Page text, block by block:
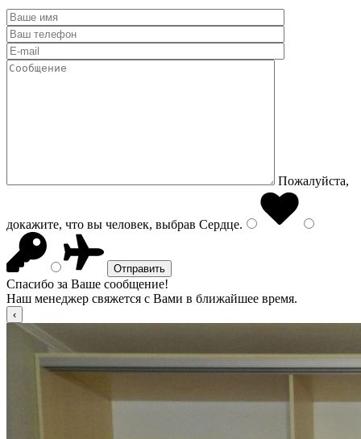
Пожалуйста,
докажите, что вы человек, выбрав Сердце.
Спасибо за Ваше сообщение!
Наш менеджер свяжется с Вами в ближайшее время.